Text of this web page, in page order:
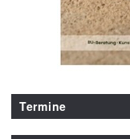
Termine